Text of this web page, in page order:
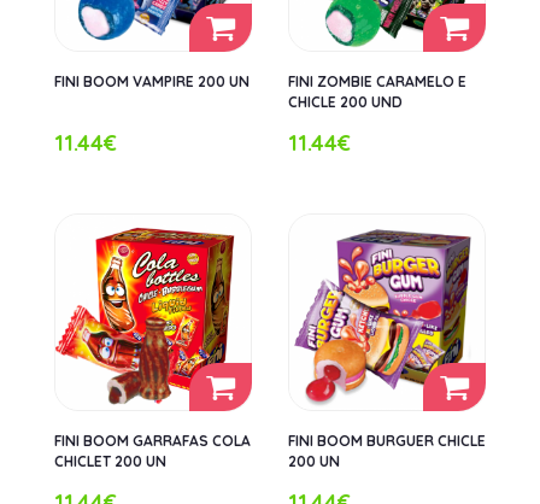
FINI BOOM VAMPIRE 200 UN
11.44€
FINI ZOMBIE CARAMELO E
CHICLE 200 UND
11.44€
FINI BOOM GARRAFAS COLA
CHICLET 200 UN
FINI BOOM BURGUER CHICLE
200 UN